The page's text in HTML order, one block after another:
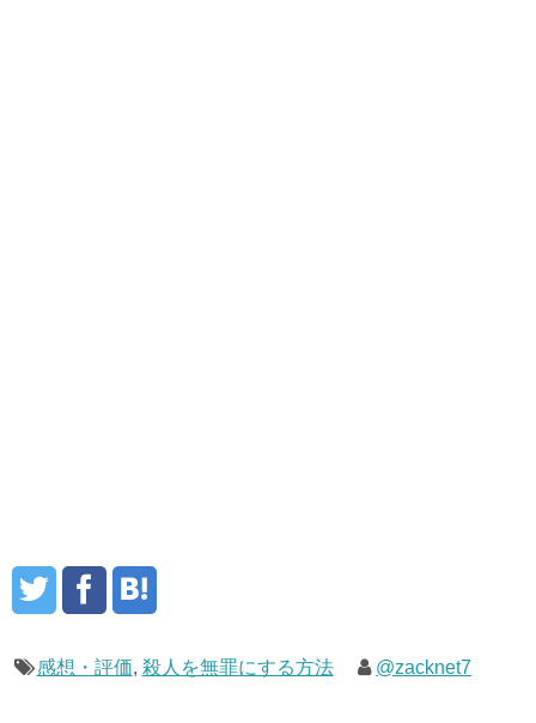
感想・評価, 殺人を無罪にする方法 @zacknet7